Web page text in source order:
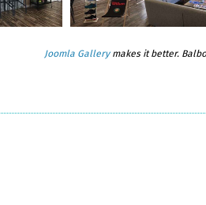
Joomla Gallerymakes it better.